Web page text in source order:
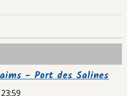
- Port des Salines